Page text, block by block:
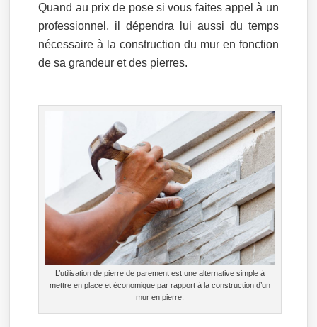
Quand au prix de pose si vous faites appel à un
professionnel, il dépendra lui aussi du temps
nécessaire à la construction du mur en fonction
de sa grandeur et des pierres.
L’utilisation de pierre de parement est une alternative simple à
mettre en place et économique par rapport à la construction d’un
mur en pierre.